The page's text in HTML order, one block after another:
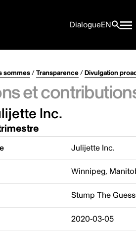
DialogueEN
sommes/Transparence/Divulgation
et
Inc.
Julijette Inc.
Winnipeg,
Stump The
2020-03-05